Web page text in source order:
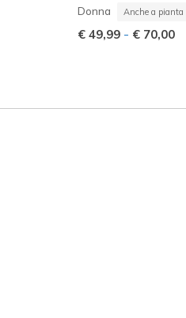
Donna Anche a pianta
€ 49,99 - € 70,00